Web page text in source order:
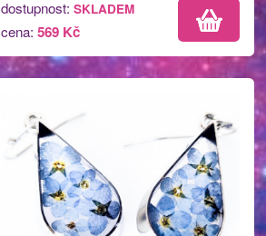
dostupnost: SKLADEM
cena: 569 Kč